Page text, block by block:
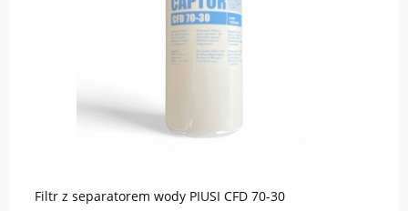
Filtr z separatorem wody PIUSI CFD 70-30